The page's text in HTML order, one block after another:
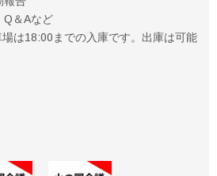
Q＆Aなど
は18:00までの入庫です。 出庫は可能